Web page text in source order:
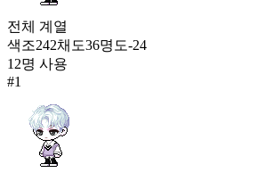
그림자 영주(남)
589
169
햇살 퍼레이드(여)
전체 계열
색조242채도36명도-24
12명 사용
#1